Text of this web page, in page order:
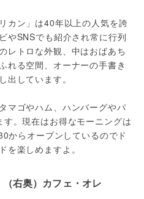
カン」は40年以上の人気を誇
やSNSでも紹介され常に行列
レトロな外観、中はおばあち
れる空間、オーナーの手書き
出しています。
マゴやハム、ハンバーグやパ
。現在はお得なモーニングは
からオープンしているのでド
を楽しめますよ。
（右奥）カフェ・オレ